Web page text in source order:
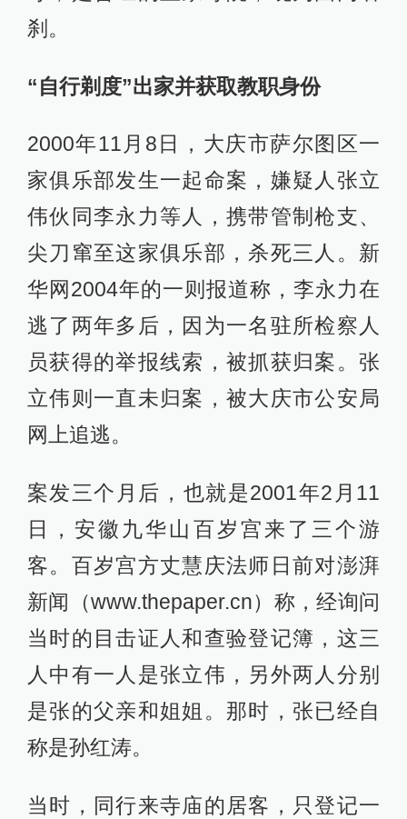
刹。
“自行剃度”出家并获取教职身份
2000年11月8日，大庆市萨尔图区一
家俱乐部发生一起命案，嫌疑人张立
伟伙同李永力等人，携带管制枪支、
尖刀窜至这家俱乐部，杀死三人。新
华网2004年的一则报道称，李永力在
逃了两年多后，因为一名驻所检察人
员获得的举报线索，被抓获归案。张
立伟则一直未归案，被大庆市公安局
网上追逃。
案发三个月后，也就是2001年2月11
日，安徽九华山百岁宫来了三个游
客。百岁宫方丈慧庆法师日前对澎湃
新闻（www.thepaper.cn）称，经询问
当时的目击证人和查验登记簿，这三
人中有一人是张立伟，另外两人分别
是张的父亲和姐姐。那时，张已经自
称是孙红涛。
当时，同行来寺庙的居客，只登记一